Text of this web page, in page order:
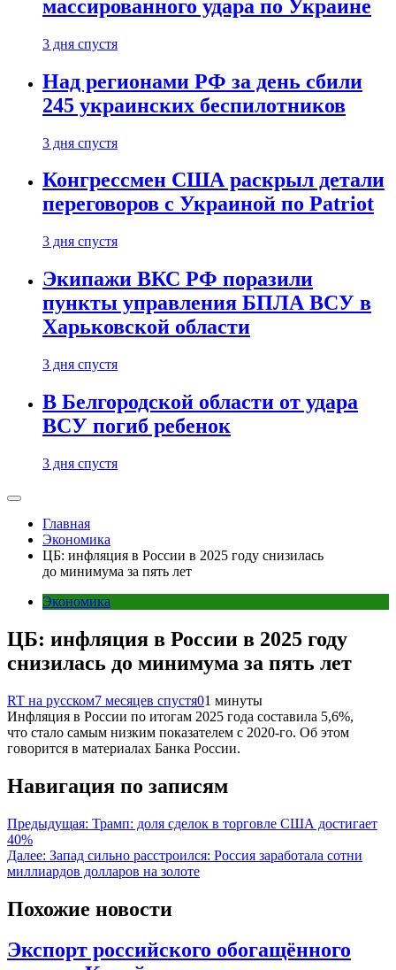
массированного удара по Украине
3 дня спустя
Над регионами РФ за день сбили
245 украинских беспилотников
3 дня спустя
Конгрессмен США раскрыл детали
переговоров с Украиной по Patriot
3 дня спустя
Экипажи ВКС РФ поразили
пункты управления БПЛА ВСУ в
Харьковской области
3 дня спустя
В Белгородской области от удара
ВСУ погиб ребенок
3 дня спустя
Главная
Экономика
ЦБ: инфляция в России в 2025 году снизилась
до минимума за пять лет
Экономика
ЦБ: инфляция в России в 2025 году
снизилась до минимума за пять лет
RT на русском7 месяцев спустя01 минуты
Инфляция в России по итогам 2025 года составила 5,6%,
что стало самым низким показателем с 2020-го. Об этом
говорится в материалах Банка России.
Навигация по записям
Предыдущая: Трамп: доля сделок в торговле США достигает
40%
Далее: Запад сильно расстроился: Россия заработала сотни
миллиардов долларов на золоте
Похожие новости
Экспорт российского обогащённого